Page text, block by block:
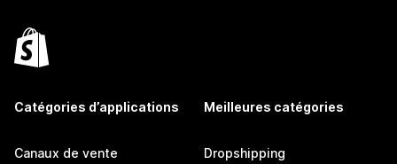
Catégories d’applications
Canaux de vente
Meilleures catégories
Dropshipping